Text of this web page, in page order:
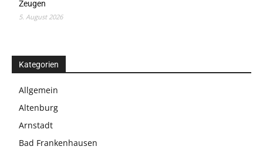
Zeugen
5. August 2026
Kategorien
Allgemein
Altenburg
Arnstadt
Bad Frankenhausen